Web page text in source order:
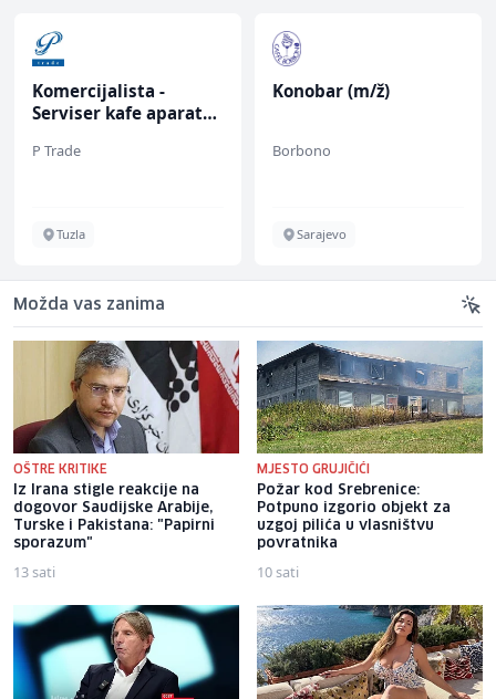
Komercijalista -
Serviser kafe aparata
P Trade
Tuzla
Konobar (m/ž)
Borbono
Sarajevo
Možda vas zanima
OŠTRE KRITIKE
Iz Irana stigle reakcije na
dogovor Saudijske Arabije,
Turske i Pakistana: "Papirni
sporazum"
13 sati
MJESTO GRUJIČIĆI
Požar kod Srebrenice:
Potpuno izgorio objekt za
uzgoj pilića u vlasništvu
povratnika
10 sati